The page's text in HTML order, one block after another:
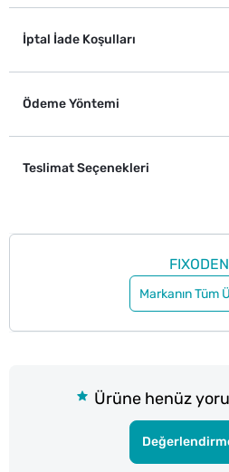
İptal İade Koşulları
Ödeme Yöntemi
Teslimat Seçenekleri
Markanın Tüm
Ürüne henüz